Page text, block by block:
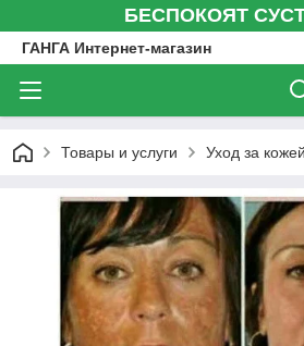
БЕСПОКОЯТ
ГАНГА Интернет-магазин
Товары и услуги Уход за кожей